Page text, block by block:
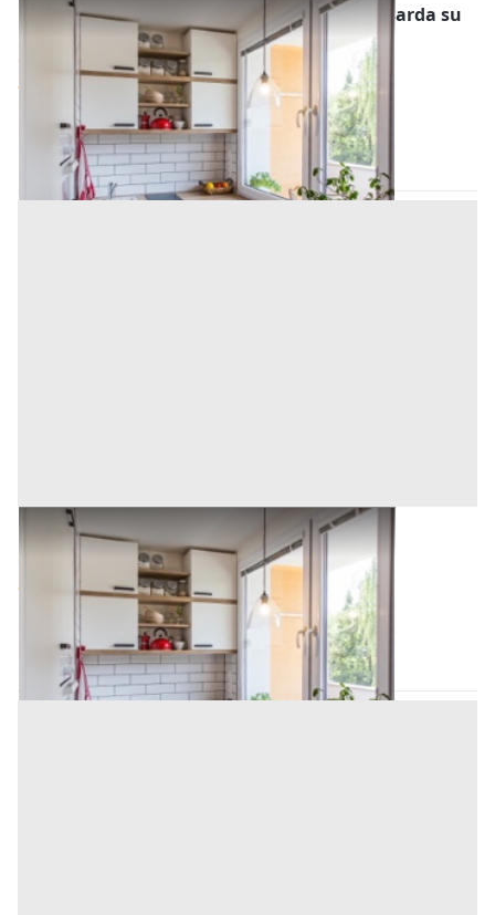
Asta Unità residenziale con garage e mansarda su
Belmonte Mezzagno (Palermo)
Offerta minima
36.956,25 € 49.275 €
Codice asta:9809c655
Asta chiusa
Asta Abitazione di tipo popolare
Belmonte Mezzagno (Palermo)
21.925,44 € 29.234,29 €
Codice asta:ed3b3eaa
Asta chiusa